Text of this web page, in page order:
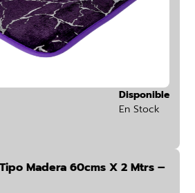
Disponible
En Stock
Madera 60cms X 2 Mtrs –